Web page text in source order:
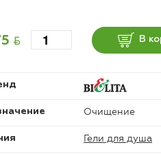
BYN В
Очищение
Гели для душа